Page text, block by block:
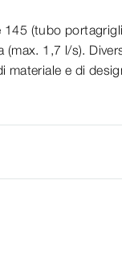
(tubo
1,7 l/s).
materiale e di